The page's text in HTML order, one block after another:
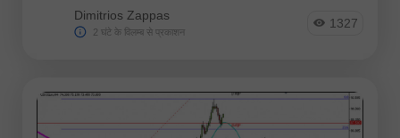
Dimitrios Zappas
2 घंटे के विलम्ब से प्रकाशन
1327